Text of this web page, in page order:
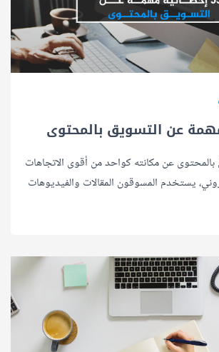
عن مكانته كواحد من أقوى الاتجاهات
يستخدم المسوقون المقالات والفيديوهات